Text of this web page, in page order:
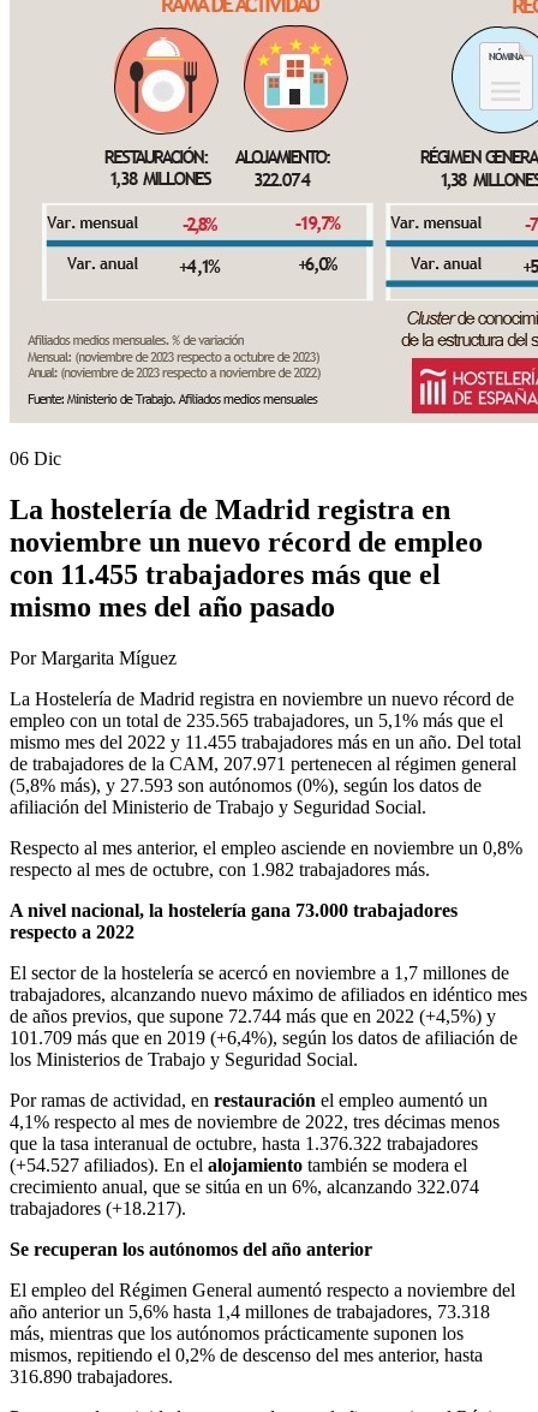
06 Dic
La hostelería de Madrid registra en
noviembre un nuevo récord de empleo
con 11.455 trabajadores más que el
mismo mes del año pasado
Por Margarita Míguez
La Hostelería de Madrid registra en noviembre un nuevo récord de
empleo con un total de 235.565 trabajadores, un 5,1% más que el
mismo mes del 2022 y 11.455 trabajadores más en un año. Del total
de trabajadores de la CAM, 207.971 pertenecen al régimen general
(5,8% más), y 27.593 son autónomos (0%), según los datos de
afiliación del Ministerio de Trabajo y Seguridad Social.
Respecto al mes anterior, el empleo asciende en noviembre un 0,8%
respecto al mes de octubre, con 1.982 trabajadores más.
A nivel nacional, la hostelería gana 73.000 trabajadores
respecto a 2022
El sector de la hostelería se acercó en noviembre a 1,7 millones de
trabajadores, alcanzando nuevo máximo de afiliados en idéntico mes
de años previos, que supone 72.744 más que en 2022 (+4,5%) y
101.709 más que en 2019 (+6,4%), según los datos de afiliación de
los Ministerios de Trabajo y Seguridad Social.
Por ramas de actividad, en restauración el empleo aumentó un
4,1% respecto al mes de noviembre de 2022, tres décimas menos
que la tasa interanual de octubre, hasta 1.376.322 trabajadores
(+54.527 afiliados). En el alojamiento también se modera el
crecimiento anual, que se sitúa en un 6%, alcanzando 322.074
trabajadores (+18.217).
Se recuperan los autónomos del año anterior
El empleo del Régimen General aumentó respecto a noviembre del
año anterior un 5,6% hasta 1,4 millones de trabajadores, 73.318
más, mientras que los autónomos prácticamente suponen los
mismos, repitiendo el 0,2% de descenso del mes anterior, hasta
316.890 trabajadores.